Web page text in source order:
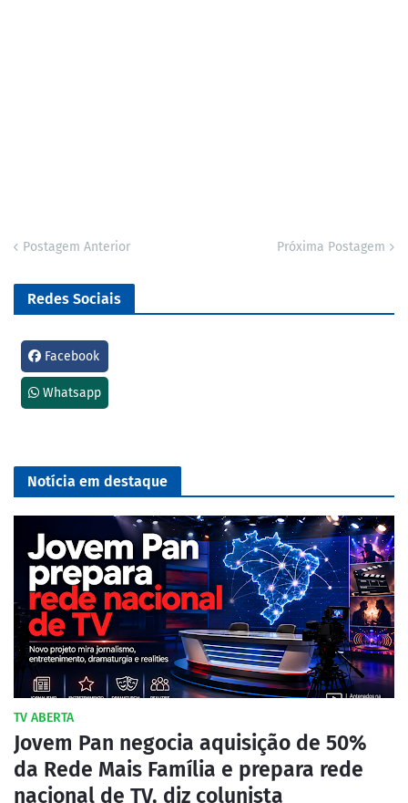
Postagem Anterior Próxima Postagem
Redes Sociais
Facebook
Whatsapp
Notícia em destaque
TV ABERTA
Jovem Pan negocia aquisição de 50%
da Rede Mais Família e prepara rede
nacional de TV, diz colunista